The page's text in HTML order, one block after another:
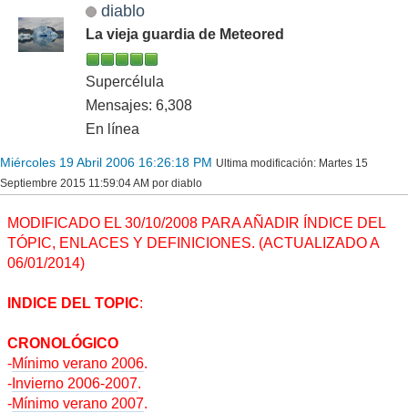
diablo
La vieja guardia de Meteored
Supercélula
Mensajes: 6,308
En línea
Miércoles 19 Abril 2006 16:26:18 PM Ultima modificación: Martes 15
Septiembre 2015 11:59:04 AM por diablo
MODIFICADO EL 30/10/2008 PARA AÑADIR ÍNDICE DEL
TÓPIC, ENLACES Y DEFINICIONES. (ACTUALIZADO A
06/01/2014)
INDICE DEL TOPIC:
CRONOLÓGICO
-Mínimo verano 2006.
- Invierno 2006-2007.
-Mínimo verano 2007.